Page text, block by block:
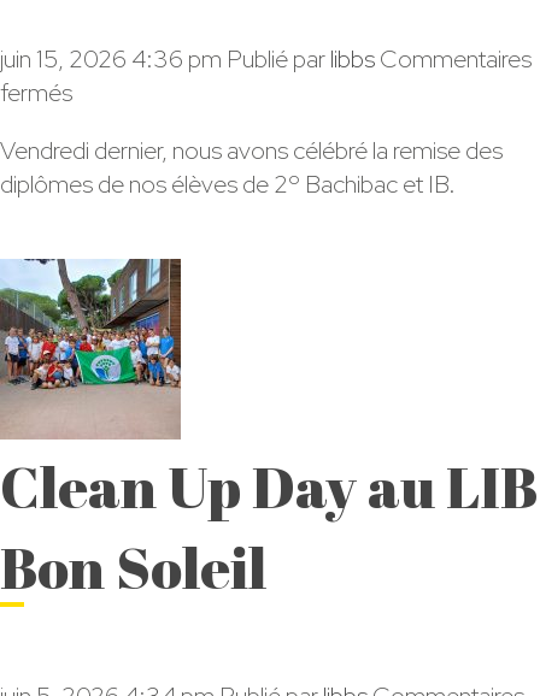
juin 15, 2026 4:36 pm Publié parlibbsCommentaires
ferméssur
de
Remise
Diplômes
2ºBach/IB
2026
Vendredi dernier, nous avons célébré la remise des
diplômes de nos élèves de 2º Bachibac et IB.
Clean Up Day au LIB
Bon Soleil